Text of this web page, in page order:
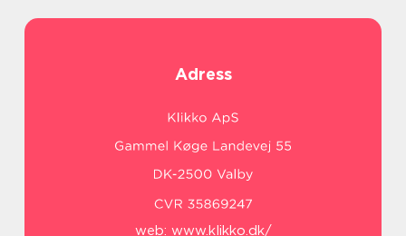
Adress
web: www.klikko.dk/